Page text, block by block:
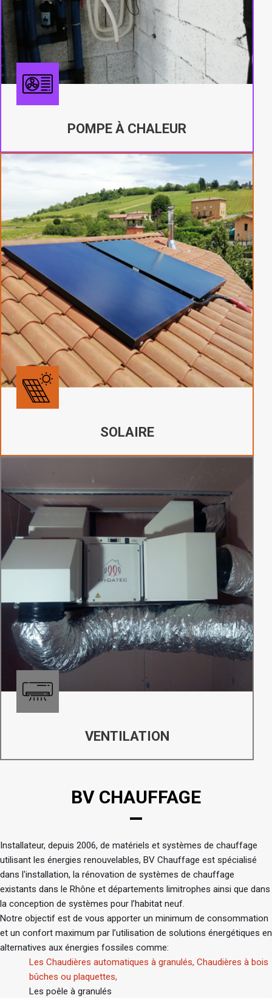
POMPE À CHALEUR
SOLAIRE
VENTILATION
BV CHAUFFAGE
Installateur, depuis 2006, de matériels et systèmes de chauffage
utilisant les énergies renouvelables, BV Chauffage est spécialisé
dans l'installation, la rénovation de systèmes de chauffage
existants dans le Rhône et départements limitrophes ainsi que dans
la conception de systèmes pour l’habitat neuf.
Notre objectif est de vous apporter un minimum de consommation
et un confort maximum par l’utilisation de solutions énergétiques en
alternatives aux énergies fossiles comme:
Les Chaudières automatiques à granulés, Chaudières à bois
bûches ou plaquettes,
Les poêle à granulés